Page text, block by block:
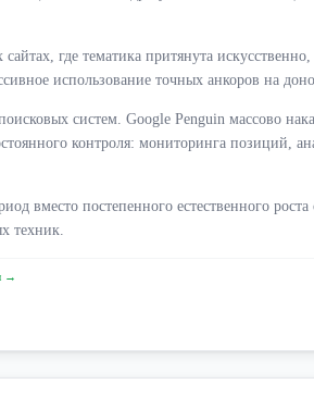
где тематика притянута
использование точных анкоров на
систем. Google Penguin массово
контроля: мониторинга позиций,
вместо постепенного естественного
техник.
→